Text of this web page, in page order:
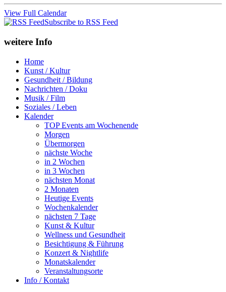
View Full Calendar
Subscribe to RSS Feed
weitere Info
Home
Kunst / Kultur
Gesundheit / Bildung
Nachrichten / Doku
Musik / Film
Soziales / Leben
Kalender
TOP Events am Wochenende
Morgen
Übermorgen
nächste Woche
in 2 Wochen
in 3 Wochen
nächsten Monat
2 Monaten
Heutige Events
Wochenkalender
nächsten 7 Tage
Kunst & Kultur
Wellness und Gesundheit
Besichtigung & Führung
Konzert & Nightlife
Monatskalender
Veranstaltungsorte
Info / Kontakt